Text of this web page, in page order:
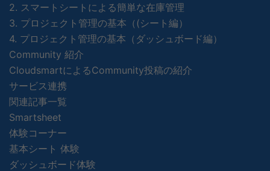
2. スマートシートによる簡単な在庫管理
3. プロジェクト管理の基本（(シート編）
4. プロジェクト管理の基本（ダッシュボード編）
Community 紹介
CloudsmartによるCommunity投稿の紹介
サービス連携
関連記事一覧
Smartsheet
体験コーナー
基本シート 体験
ダッシュボード体験